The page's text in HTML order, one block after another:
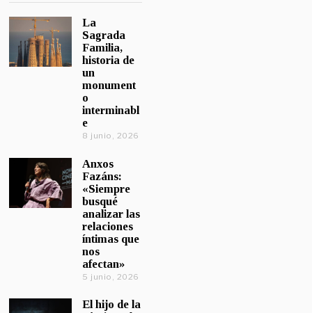
La
Sagrada
Familia,
historia de
un
monument
o
interminabl
e
8 junio, 2026
Anxos
Fazáns:
«Siempre
busqué
analizar las
relaciones
íntimas que
nos
afectan»
5 junio, 2026
El hijo de la